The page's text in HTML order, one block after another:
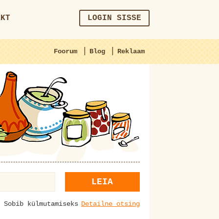
LOGIN SISSE
Foorum | Blog | Reklaam
LEIA
Sobib külmutamiseks Detailne otsing